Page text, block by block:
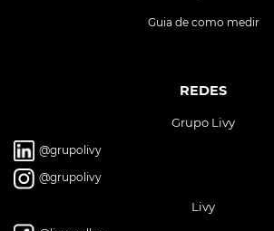
Guia de como medir
REDES
Grupo Livy
@grupolivy
@grupolivy
Livy